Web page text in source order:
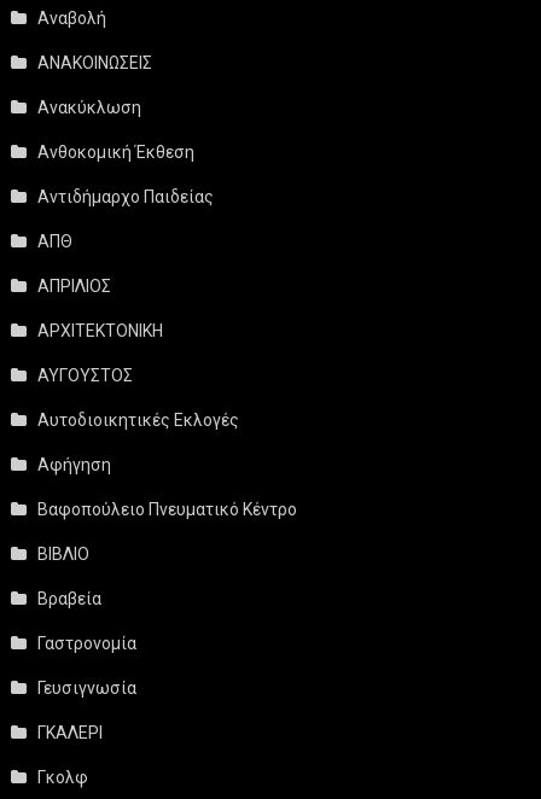
Αναβολή
ΑΝΑΚΟΙΝΩΣΕΙΣ
Ανακύκλωση
Ανθοκομική Έκθεση
Αντιδήμαρχο Παιδείας
ΑΠΘ
ΑΠΡΙΛΙΟΣ
ΑΡΧΙΤΕΚΤΟΝΙΚΗ
ΑΥΓΟΥΣΤΟΣ
Αυτοδιοικητικές Εκλογές
Αφήγηση
Βαφοπούλειο Πνευματικό Κέντρο
ΒΙΒΛΙΟ
Βραβεία
Γαστρονομία
Γευσιγνωσία
ΓΚΑΛΕΡΙ
Γκολφ